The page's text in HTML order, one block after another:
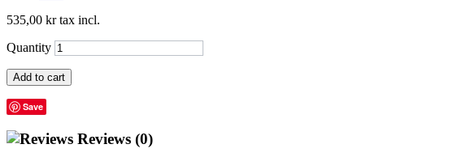
535,00 krtax incl.
Quantity
Add to cart
Save
Reviews (0)